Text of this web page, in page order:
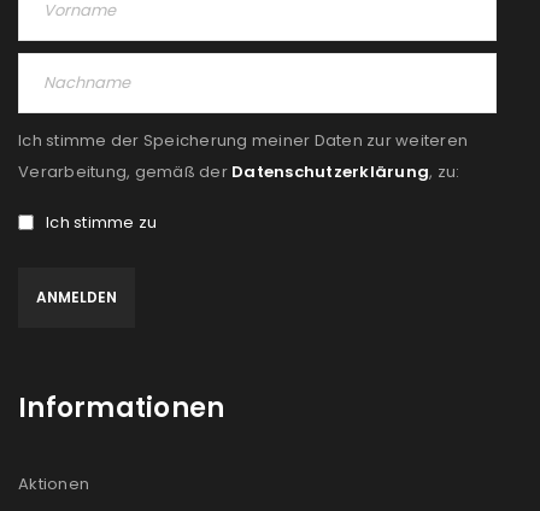
E-Mail-Adresse
NEWSLETTER ABONNIEREN
Ich stimme der Speicherung meiner Daten zur weiteren
Verarbeitung, gemäß der Datenschutzerklärung, zu:
Ich stimme zu
Informationen
Aktionen